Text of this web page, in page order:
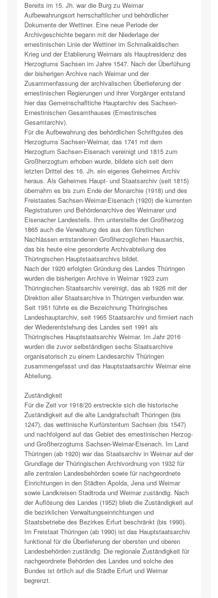
Bereits im 15. Jh. war die Burg zu Weimar
Aufbewahrungsort herrschaftlicher und behördlicher
Dokumente der Wettiner. Eine neue Periode der
Archivgeschichte begann mit der Niederlage der
ernestinischen Linie der Wettiner im Schmalkaldischen
Krieg und der Etablierung Weimars als Hauptresidenz des
Herzogtums Sachsen im Jahre 1547. Nach der Überfühung
der bisherigen Archive nach Weimar und der
Zusammenfassung der archivalischen Überlieferung der
ernestinischen Regierungen und ihrer Vorgänger entstand
hier das Gemeinschafltiche Hauptarchiv des Sachsen-
Ernestinischen Gesamthauses (Ernestinisches
Gesamtarchiv).
Für die Aufbewahrung des behördlichen Schriftgutes des
Herzogtums Sachsen-Weimar, das 1741 mit dem
Herzogtum Sachsen-Eisenach vereinigt und 1815 zum
Großherzogtum erhoben wurde, bildete sich seit dem
letzten Drittel des 16. Jh. ein eigenes Geheimes Archiv
heraus. Als Geheimes Haupt- und Staatsarchiv (seit 1815)
übernahm es bis zum Ende der Monarchie (1918) und des
Freistaates Sachsen-Weimar-Eisenach (1920) die kurrenten
Registraturen und Behördenarchive des Weimarer und
Eisenacher Landesteils. Ihm unterstellte der Großherzog
1865 auch die Verwaltung des aus den fürstlichen
Nachlässen entstandenen Großherzoglichen Hausarchis,
das bis heute eine gesonderte Archivabteilung des
Thüringischen Hauptstaatsarchivs bildet.
Nach der 1920 erfolgten Gründung des Landes Thüringen
wurden die bisherigen Archive in Weimar 1923 zum
Thüringischen Staatsarchiv vereinigt, das ab 1926 mit der
Direktion aller Staatsarchive in Thüringen verbunden war.
Seit 1951 führte es die Bezeichnung Thüringisches
Landeshauptarchiv, seit 1965 Staatsarchiv und firmiert nach
der Wiederentstehung des Landes seit 1991 als
Thüringisches Hauptstaatsarchiv Weimar. Im Jahr 2016
wurden die zuvor selbständigen sechs Staatsarchive
organisatorisch zu einem Landesarchiv Thüringen
zusammengefasst und das Hauptstaatsarchiv Weimar eine
Abteilung.
Zuständigkeit
Für die Zeit vor 1918/20 erstreckte sich die historische
Zuständigkeit auf die alte Landgrafschaft Thüringen (bis
1247), das wettinische Kurfürstentum Sachsen (bis 1547)
und nachfolgend auf das Gebiet des ernestinischen Herzog-
und Großherzogtums Sachsen-Weimar-Eisenach. Im Land
Thüringen (ab 1920) war das Staatsarchiv in Weimar auf der
Grundlage der Thüringischen Archivordnung von 1932 für
alle zentralen Landesbehörden sowie für nachgeordnete
Einrichtungen in den Städten Apolda, Jena und Weimar
sowie Landkreisen Stadtroda und Weimar zuständig. Nach
der Auflösung des Landes (1952) blieb die Zuständigkeit auf
die bezirklichen Verwaltungseinrichtungen und
Staatsbetriebe des Bezirkes Erfurt beschränkt (bis 1990).
Im Freistaat Thüringen (ab 1990) ist das Hauptstaatsarchiv
funktional für die Überlieferung der obersten und oberen
Landesbehörden zuständig. Die regionale Zuständigkeit für
nachgeordnete Behörden des Landes und solche des
Bundes ist örtlich auf die Städte Erfurt und Weimar
begrenzt.